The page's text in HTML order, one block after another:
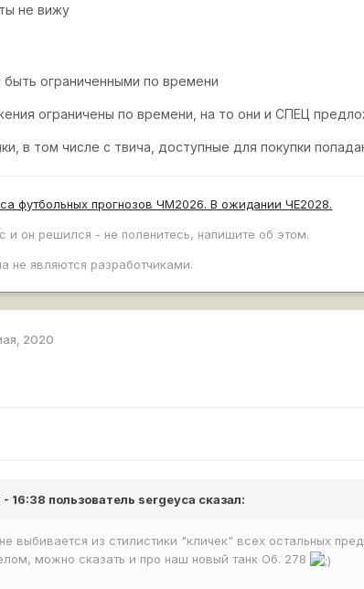
не вижу
ограниченными по времени
ограничены по времени, на то они и СПЕЦ
в том числе с твича, доступные для покупки
футбольных прогнозов ЧМ2026. В ожидании ЧЕ2028.
и он решился - не поленитесь, напишите об этом.
не являются разработчиками.
2020
16:38 пользователь sergeyca сказал:
выбивается из стилистики "кличек" всех остальных
можно сказать и про наш новый танк Об. 278